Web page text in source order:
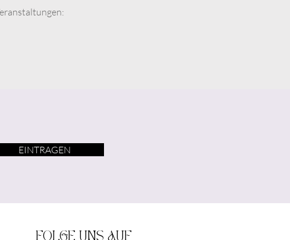
EINTRAGEN
FOLGE UNS AUF